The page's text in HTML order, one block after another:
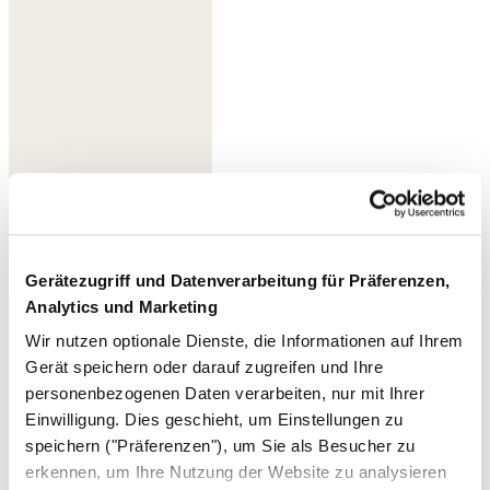
Gerätezugriff und Datenverarbeitung für Präferenzen,
Analytics und Marketing
Wir nutzen optionale Dienste, die Informationen auf Ihrem
Gerät speichern oder darauf zugreifen und Ihre
personenbezogenen Daten verarbeiten, nur mit Ihrer
Einwilligung. Dies geschieht, um Einstellungen zu
speichern ("Präferenzen"), um Sie als Besucher zu
erkennen, um Ihre Nutzung der Website zu analysieren